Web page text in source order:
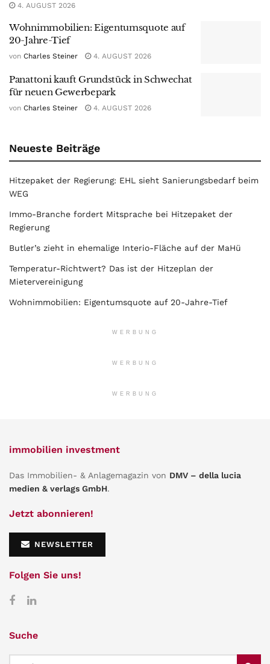
4. AUGUST 2026
Wohnimmobilien: Eigentumsquote auf
20-Jahre-Tief
von Charles Steiner 4. AUGUST 2026
Panattoni kauft Grundstück in Schwechat
für neuen Gewerbepark
von Charles Steiner 4. AUGUST 2026
Neueste Beiträge
Hitzepaket der Regierung: EHL sieht Sanierungsbedarf beim
WEG
Immo-Branche fordert Mitsprache bei Hitzepaket der
Regierung
Butler’s zieht in ehemalige Interio-Fläche auf der MaHü
Temperatur-Richtwert? Das ist der Hitzeplan der
Mietervereinigung
Wohnimmobilien: Eigentumsquote auf 20-Jahre-Tief
WERBUNG
WERBUNG
WERBUNG
immobilien investment
Das Immobilien- & Anlagemagazin von DMV – della lucia
medien & verlags GmbH.
Jetzt abonnieren!
NEWSLETTER
Folgen Sie uns!
Suche